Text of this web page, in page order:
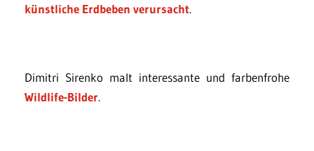
künstliche Erdbeben verursacht.
Dimitri Sirenko malt interessante und farbenfrohe
Wildlife-Bilder.